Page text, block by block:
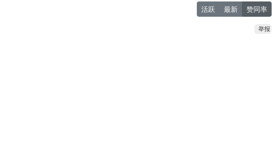
活跃 最新 赞同率
举报